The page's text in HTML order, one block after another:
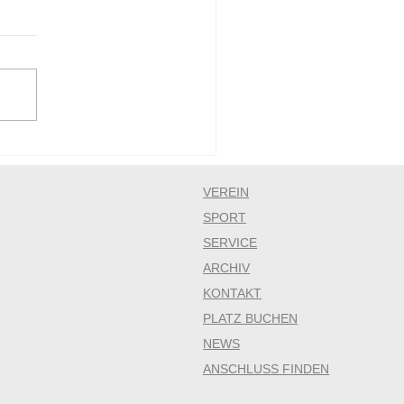
VEREIN
SPORT
SERVICE
ARCHIV
KONTAKT
PLATZ BUCHEN
NEWS
ANSCHLUSS FINDEN